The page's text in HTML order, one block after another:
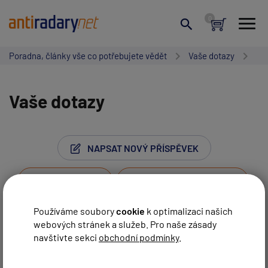
Používáme souborycookie k optimalizaci našich
webových stránek a služeb. Pro naše zásady
navštivte sekci obchodní podmínky.
Poradna, články vše co potřebujete vědět Vaše dotazy
Vaše dotazy
NAPSAT NOVÝ PŘÍSPĚVEK
Stránka: 1 … 8 9 10 11